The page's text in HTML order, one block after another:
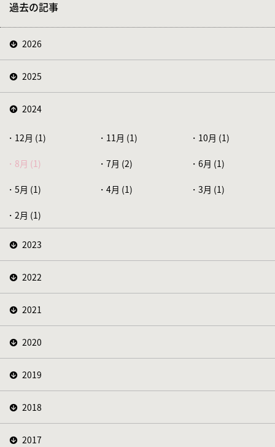
過去の記事
2026
2025
2024
12月 (1) 11月 (1) 10月 (1)
8月 (1) 7月 (2) 6月 (1)
5月 (1) 4月 (1) 3月 (1)
2月 (1)
2023
2022
2021
2020
2019
2018
2017